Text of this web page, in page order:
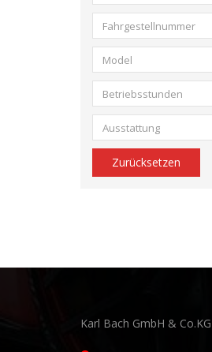
Fahrgestellnummer
Model
Betriebsstunden
Ausstattung
Zurücksetzen
Karl Bach GmbH &